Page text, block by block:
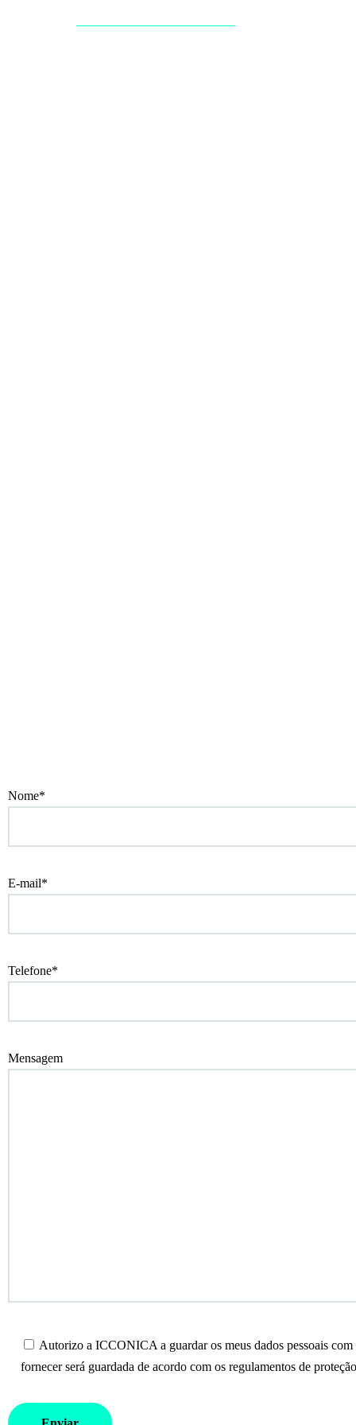
Agenciamento Produção
Nome*
E-mail*
Telefone*
Mensagem
Autorizo a ICCONICA a guardar os meus dados pessoais
fornecer será guardada de acordo com os regulamentos de